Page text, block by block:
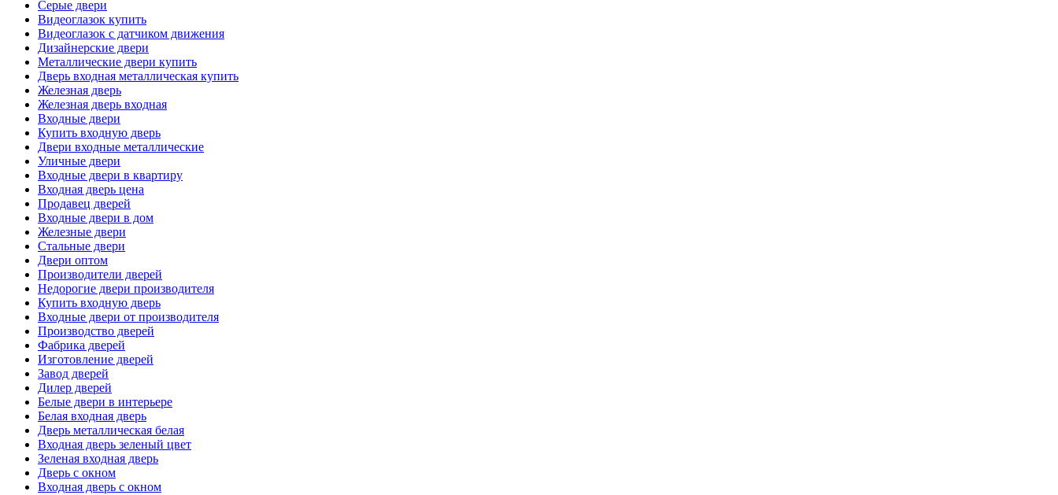
Серые двери
Видеоглазок купить
Видеоглазок с датчиком движения
Дизайнерские двери
Металлические двери купить
Дверь входная металлическая купить
Железная дверь
Железная дверь входная
Входные двери
Купить входную дверь
Двери входные металлические
Уличные двери
Входные двери в квартиру
Входная дверь цена
Продавец дверей
Входные двери в дом
Железные двери
Стальные двери
Двери оптом
Производители дверей
Недорогие двери производителя
Купить входную дверь
Входные двери от производителя
Производство дверей
Фабрика дверей
Изготовление дверей
Завод дверей
Дилер дверей
Белые двери в интерьере
Белая входная дверь
Дверь металлическая белая
Входная дверь зеленый цвет
Зеленая входная дверь
Дверь с окном
Входная дверь с окном